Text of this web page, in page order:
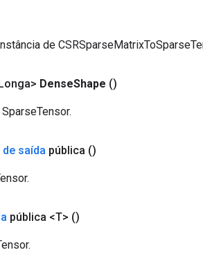
de
DenseShape ()
de saída pública ()
pública <T> ()